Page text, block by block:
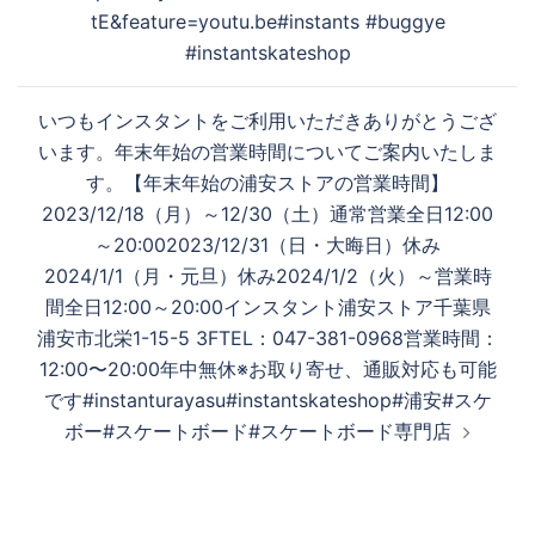
シ
ョ
ン
tE&feature=youtu.be#instants #buggye
#instantskateshop
いつもインスタントをご利用いただきありがとうござ
います。年末年始の営業時間についてご案内いたしま
す。【年末年始の浦安ストアの営業時間】
2023/12/18（月）～12/30（土）通常営業全日12:00
～20:002023/12/31（日・大晦日）休み
2024/1/1（月・元旦）休み2024/1/2（火）～営業時
間全日12:00～20:00インスタント浦安ストア千葉県
浦安市北栄1-15-5 3FTEL：047-381-0968営業時間：
12:00〜20:00年中無休※お取り寄せ、通販対応も可能
です#instanturayasu#instantskateshop#浦安#スケ
ボー#スケートボード#スケートボード専門店